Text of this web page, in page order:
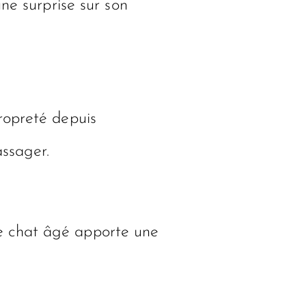
surprise sur son
depuis
chat âgé apporte une